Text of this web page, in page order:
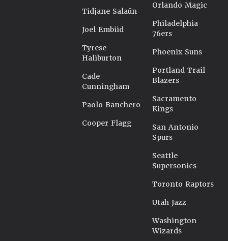
Tidjane Salaün
Joel Embiid
Tyrese
Haliburton
Cade
Cunningham
Paolo Banchero
Cooper Flagg
Orlando Magic
Philadelphia
76ers
Phoenix Suns
Portland Trail
Blazers
Sacramento
Kings
San Antonio
Spurs
Seattle
Supersonics
Toronto Raptors
Utah Jazz
Washington
Wizards